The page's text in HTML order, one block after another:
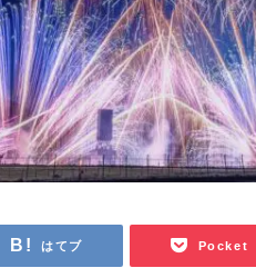
はてブ Pocket